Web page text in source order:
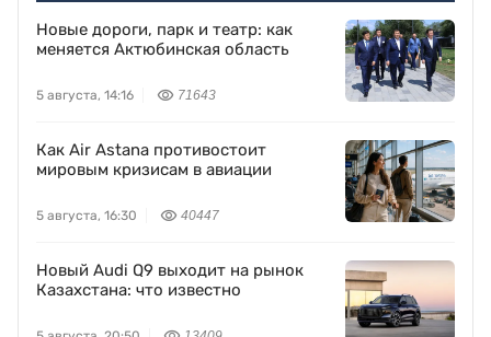
Новые дороги, парк и театр: как
меняется Актюбинская область
5 августа, 14:16 71643
Как Air Astana противостоит
мировым кризисам в авиации
5 августа, 16:30 40447
Новый Audi Q9 выходит на рынок
Казахстана: что известно